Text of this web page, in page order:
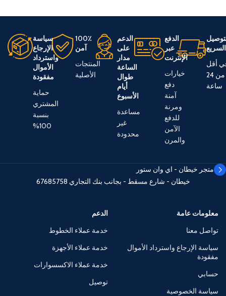
السريع
أقل
من 24
ساعة
الدفع
عبر
الإنترنت
خيارات
دفع
آمنة
ومرنة
للدفع
الآمن
والمرن
الدعم
على
مدار
الساعة
طوال
أيام
الأسبوع
مساعدة
غير
محدودة
100٪
آمن
المنتجات
الأصلية
سياسة
الإرجاع
واسترداد
الأموال
مفقودة
حماية
المشتري
بنسبة
100%
متجر خيطان - اي وان ستور
خيطان - شارع مسقط - بجانب بنك التجاري 67685758
معلومات عامة
تواصل معنا
سياسة الإرجاع واسترداد الأموال
مفقودة
حسابي
سياسة الخصوصية
الدعم
خدمة عملاء الخطوط
خدمة عملاء الأجهزة
خدمة عملاء الاكسسوارات
توصيل